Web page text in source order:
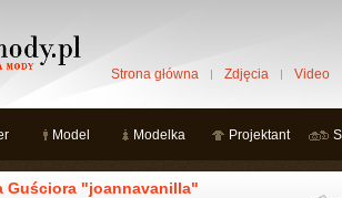
Strona główna Zdjęcia Video
Model Modelka Projektant
Guściora "joannavanilla"